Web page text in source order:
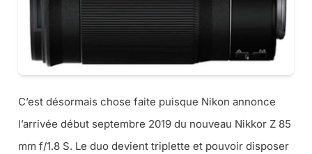
C’est désormais chose faite puisque Nikon annonce
l’arrivée début septembre 2019 du nouveau Nikkor Z 85
mm f/1.8 S. Le duo devient triplette et pouvoir disposer